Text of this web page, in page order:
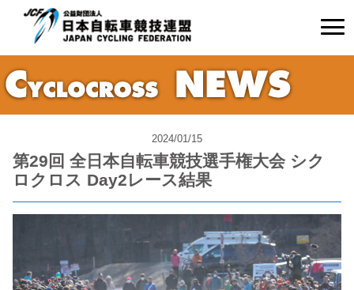
2024/01/15
第29回 全日本自転車競技選手権大会 シク
ロクロス Day2レース結果